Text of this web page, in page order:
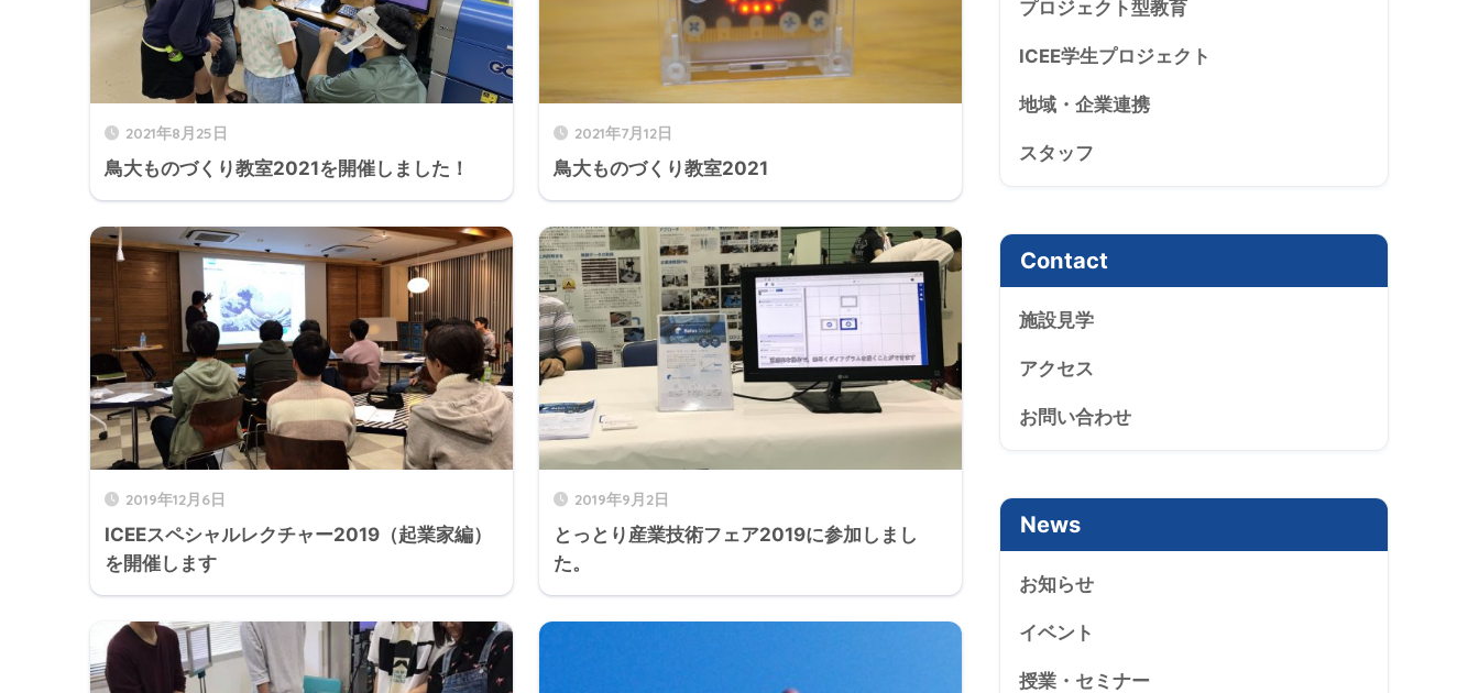
2021年8月25日
鳥大ものづくり教室2021を開催しました！
2021年7月12日
鳥大ものづくり教室2021
2019年12月6日
ICEEスペシャルレクチャー2019（起業家編）
を開催します
2019年9月2日
とっとり産業技術フェア2019に参加しまし
た。
プロジェクト型教育
ICEE学生プロジェクト
地域・企業連携
スタッフ
Contact
施設見学
アクセス
お問い合わせ
News
お知らせ
イベント
授業・セミナー